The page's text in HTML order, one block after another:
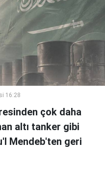
16:28
çok daha
altı tanker gibi
Mendeb'ten geri